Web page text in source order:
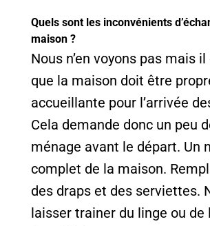
Quels sont les inconvénients
maison ?
Nous n’en voyons pas mais
que la maison doit être
accueillante pour l’arrivée
Cela demande donc un peu
ménage avant le départ. Un
complet de la maison.
des draps et des serviettes.
laisser trainer du linge ou de